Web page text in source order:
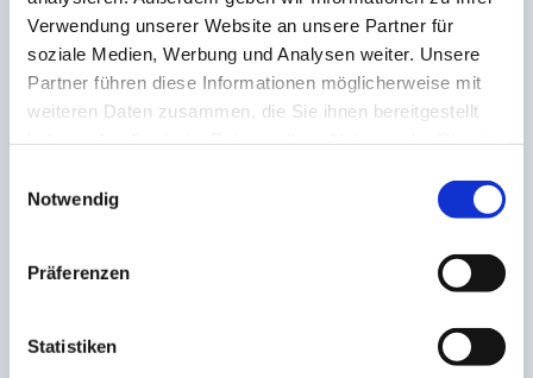
Verwendung unserer Website an unsere Partner für
soziale Medien, Werbung und Analysen weiter. Unsere
Partner führen diese Informationen möglicherweise mit
weiteren Daten zusammen, die Sie ihnen bereitgestellt
Notwendig
Präferenzen
Statistiken
Vertragsverlängerung in Püttlingen! Pistorius
wird auch in die siebte Saison am Jungenwald
Gronig/Oberthal und Güdesweiler kooperieren
zukünftig